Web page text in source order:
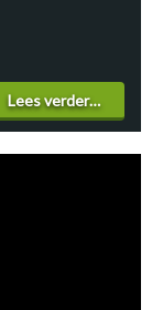
Lees verder…